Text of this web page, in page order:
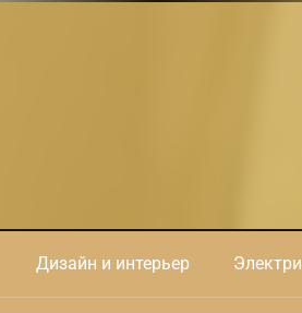
Дизайн и интерьер